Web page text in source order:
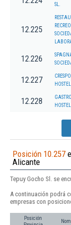
SL.
12.225
12.226
12.227
12.228
Posición 10.257
Alicante
Tepuy Gocho Sl. se
A continuación podrá
empresas con
Posición